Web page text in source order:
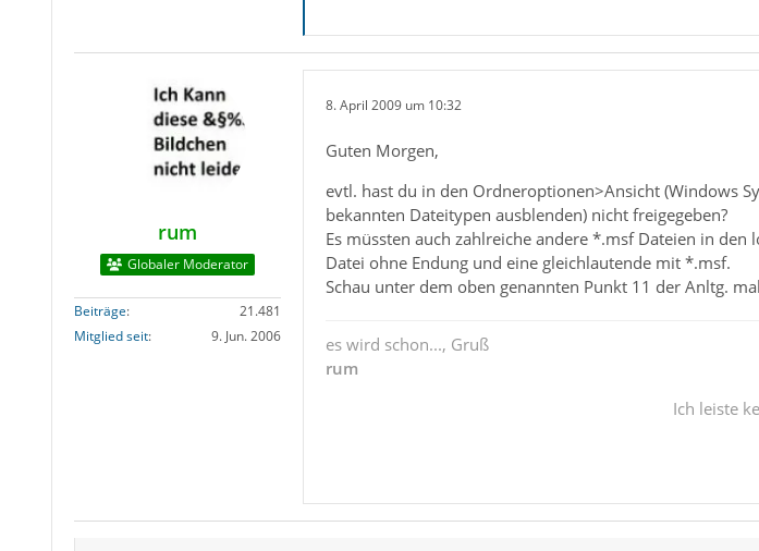
rum
Globaler Moderator
Beiträge
21.481
Mitglied seit
9. Jun. 2006
8. April 2009 um 10:32
Guten Morgen,
evtl. hast du in den Ordneroptionen>Ansicht (Windows
bekannten Dateitypen ausblenden) nicht freigegeben?
Es müssten auch zahlreiche andere *.msf Dateien in
Datei ohne Endung und eine gleichlautende mit *.msf.
Schau unter dem oben genannten Punkt 11 der Anltg.
es wird schon..., Gruß
rum
Ich leiste